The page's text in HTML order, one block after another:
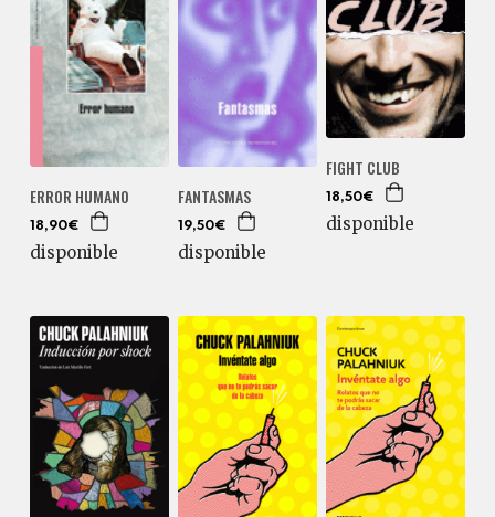
ERROR HUMANO
18,90€
disponible
FANTASMAS
19,50€
disponible
FIGHT CLUB
18,50€
disponible